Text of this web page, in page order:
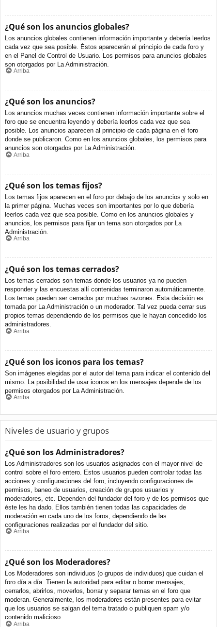
¿Qué son los anuncios globales?
Los anuncios globales contienen información importante y debería leerlos
cada vez que sea posible. Éstos aparecerán al principio de cada foro y
en el Panel de Control de Usuario. Los permisos para anuncios globales
son otorgados por La Administración.
Arriba
¿Qué son los anuncios?
Los anuncios muchas veces contienen información importante sobre el
foro que se encuentra leyendo y debería leerlos cada vez que sea
posible. Los anuncios aparecen al principio de cada página en el foro
donde se publicaron. Como en los anuncios globales, los permisos para
anuncios son otorgados por La Administración.
Arriba
¿Qué son los temas fijos?
Los temas fijos aparecen en el foro por debajo de los anuncios y solo en
la primer página. Muchas veces son importantes por lo que debería
leerlos cada vez que sea posible. Como en los anuncios globales y
anuncios, los permisos para fijar un tema son otorgados por La
Administración.
Arriba
¿Qué son los temas cerrados?
Los temas cerrados son temas donde los usuarios ya no pueden
responder y las encuestas allí contenidas terminaron automáticamente.
Los temas pueden ser cerrados por muchas razones. Esta decisión es
tomada por La Administración o un moderador. Tal vez pueda cerrar sus
propios temas dependiendo de los permisos que le hayan concedido los
administradores.
Arriba
¿Qué son los iconos para los temas?
Son imágenes elegidas por el autor del tema para indicar el contenido del
mismo. La posibilidad de usar iconos en los mensajes depende de los
permisos otorgados por La Administración.
Arriba
Niveles de usuario y grupos
¿Qué son los Administradores?
Los Administradores son los usuarios asignados con el mayor nivel de
control sobre el foro entero. Estos usuarios pueden controlar todas las
acciones y configuraciones del foro, incluyendo configuraciones de
permisos, baneo de usuarios, creación de grupos usuarios y
moderadores, etc. Dependen del fundador del foro y de los permisos que
éste les ha dado. Ellos también tienen todas las capacidades de
moderación en cada uno de los foros, dependiendo de las
configuraciones realizadas por el fundador del sitio.
Arriba
¿Qué son los Moderadores?
Los Moderadores son individuos (o grupos de individuos) que cuidan el
foro día a día. Tienen la autoridad para editar o borrar mensajes,
cerrarlos, abrirlos, moverlos, borrar y separar temas en el foro que
moderan. Generalmente, los moderadores están presentes para evitar
que los usuarios se salgan del tema tratado o publiquen spam y/o
contenido malicioso.
Arriba